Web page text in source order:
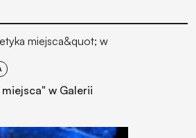
w Galerii